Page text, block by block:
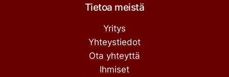
Tietoa meistä
Yritys
Yhteystiedot
Ota yhteyttä
Ihmiset